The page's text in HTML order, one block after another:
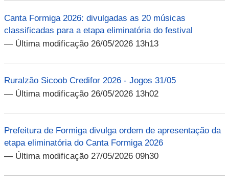
Canta Formiga 2026: divulgadas as 20 músicas
classificadas para a etapa eliminatória do festival
— Última modificação 26/05/2026 13h13
Ruralzão Sicoob Credifor 2026 - Jogos 31/05
— Última modificação 26/05/2026 13h02
Prefeitura de Formiga divulga ordem de apresentação da
etapa eliminatória do Canta Formiga 2026
— Última modificação 27/05/2026 09h30